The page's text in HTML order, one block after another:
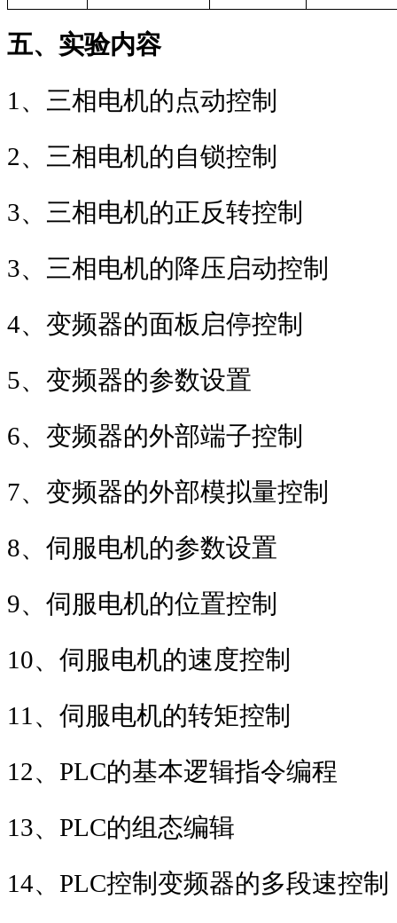
五、实验内容
1 、三相电机的点动控制
2、三相电机的自锁控制
3、三相电机的正反转控制
3、三相电机的降压启动控制
4、变频器的面板启停控制
5、变频器的参数设置
6、变频器的外部端子控制
7、变频器的外部模拟量控制
8、伺服电机的参数设置
9、伺服电机的位置控制
10、伺服电机的速度控制
11 、伺服电机的转矩控制
12、 PLC的基本逻辑指令编程
13、 PLC的组态编辑
14、 PLC控制变频器的多段速控制